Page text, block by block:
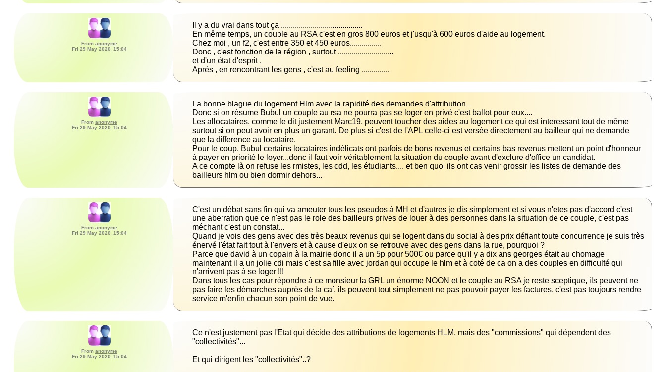
From anonyme
Fri 29 May 2020, 15:04
Aprés , en rencontrant les gens , c'est au feeling ..............
From anonyme
Fri 29 May 2020, 15:04
Les allocataires, comme le dit justement Marc19, peuvent toucher des aides au logement ce qui est interessant tout de même
surtout si on peut avoir en plus un garant. De plus si c'est de l'APL celle-ci est versée directement au bailleur qui ne demande
Pour le coup, Bubul certains locataires indélicats ont parfois de bons revenus et certains bas revenus mettent un point d'honneur
A ce compte là on refuse les rmistes, les cdd, les étudiants.... et ben quoi ils ont cas venir grossir les listes de demande des
bailleurs hlm ou bien dormir dehors...
From anonyme
Fri 29 May 2020, 15:04
C'est un débat sans fin qui va ameuter tous les pseudos à MH et d'autres je dis simplement et si vous n'etes pas d'accord c'est
une aberration que ce n'est pas le role des bailleurs prives de louer à des personnes dans la situation de ce couple, c'est pas
Quand je vois des gens avec des très beaux revenus qui se logent dans du social à des prix défiant toute concurrence je suis très
Parce que david à un copain à la mairie donc il a un 5p pour 500€ ou parce qu'il y a dix ans georges était au chomage
maintenant il a un jolie cdi mais c'est sa fille avec jordan qui occupe le hlm et à coté de ca on a des couples en difficulté qui
Dans tous les cas pour répondre à ce monsieur la GRL un énorme NOON et le couple au RSA je reste sceptique, ils peuvent ne
pas faire les démarches auprès de la caf, ils peuvent tout simplement ne pas pouvoir payer les factures, c'est pas toujours rendre
service m'enfin chacun son point de vue.
From anonyme
Fri 29 May 2020, 15:04
Ce n'est justement pas l'Etat qui décide des attributions de logements HLM, mais des "commissions" qui dépendent des